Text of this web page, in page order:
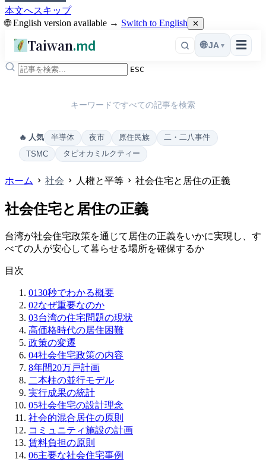
本文へスキップ
🌐 English version available → Switch to English ✕
Taiwan.md ☰
🌐 JA ▾
ESC
キーワードですべての記事を検索
🔥 人気 半導体 夜市 原住民族
二・二八事件
TSMC
タピオカミルクティー
ホーム 社会 人權と平等 社会住宅と居住の正義
社会住宅と居住の正義
台湾が社会住宅政策を通じて居住の正義をいかに実現し、す
べての人が安心して暮らせる場所を確保するか
目次
0130秒でわかる概要
02なぜ重要なのか
03台湾の住宅問題の現状
高価格時代の居住困難
政策の変遷
04社会住宅政策の内容
8年間20万戸計画
二本柱の並行モデル
実行成果の統計
05社会住宅の設計理念
社会的混合居住の原則
コミュニティ施設の計画
賃料負担の原則
06主要な社会住宅事例